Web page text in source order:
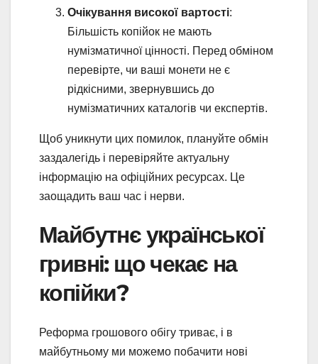
Очікування високої вартості:
Більшість копійок не мають
нумізматичної цінності. Перед обміном
перевірте, чи ваші монети не є
рідкісними, звернувшись до
нумізматичних каталогів чи експертів.
Щоб уникнути цих помилок, плануйте обмін
заздалегідь і перевіряйте актуальну
інформацію на офіційних ресурсах. Це
заощадить ваш час і нерви.
Майбутнє української
гривні: що чекає на
копійки?
Реформа грошового обігу триває, і в
майбутньому ми можемо побачити нові